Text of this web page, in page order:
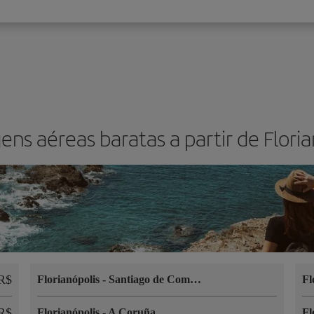
aéreas baratas a partir de
Florianópolis - Santiago de Compostela